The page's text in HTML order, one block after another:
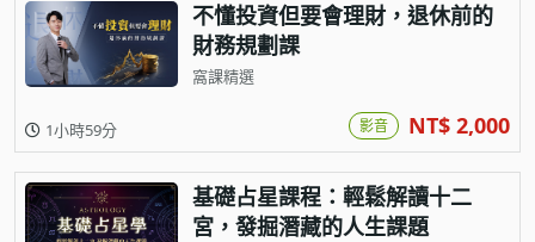
不懂投資但要會理財，退休前的
財務規劃課
窩課精選
1小時59分 影音 NT$ 2,000
基礎占星課程：輕鬆解讀十二
宮，發掘潛藏的人生課題